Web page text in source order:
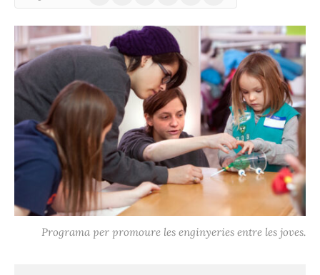
Programa per promoure les enginyeries entre les joves.